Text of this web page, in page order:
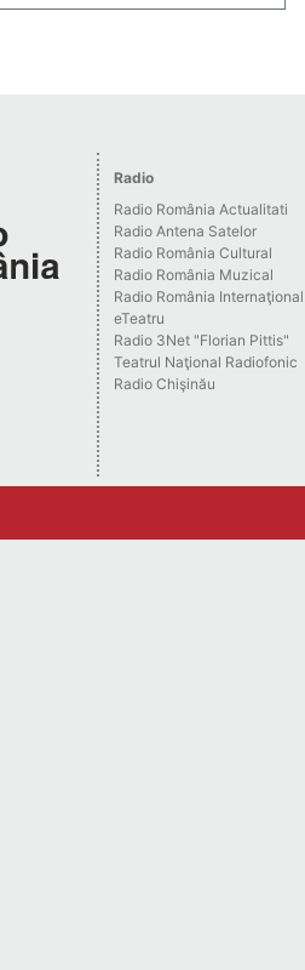
Radio
Radio România Actualitati
Radio Antena Satelor
Radio România Cultural
Radio România Muzical
Radio România Internaţional
eTeatru
Radio 3Net "Florian Pittis"
Teatrul Naţional Radiofonic
Radio Chişinău